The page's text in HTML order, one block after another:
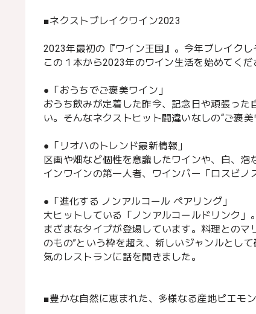
■ネクストブレイクワイン2023
2023年最初の『ワイン王国』。今年ブレイク
この１本から2023年のワイン生活を始めてくだ
●「おうちでご褒美ワイン」
おうち飲みが定着した昨今、記念日や頑張っ
い。そんなネクストヒット間違いなしの“ご褒美
●「リオハのトレンド最新情報」
区画や畑など個性を意識したワインや、白、
インワインの第一人者、ワインバー「ロスビノ
●「進化する ノンアルコール ペアリング」
大ヒットしている「ノンアルコールドリンク
まざまなタイプが登場しています。料理との
のもの”という枠を超え、新しいジャンルとし
気のレストランに話を聞きました。
■豊かな自然に恵まれた、多様なる産地ピエモ